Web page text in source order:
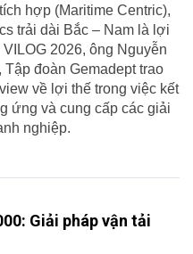
hợp (Maritime Centric),
trải dài Bắc – Nam là lợi
2026, ông Nguyễn
Tập đoàn Gemadept trao
về lợi thế trong việc kết
ứng và cung cấp các giải
nghiệp.
Giải pháp vận tải